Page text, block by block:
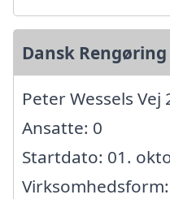
Dansk
Peter Wessels
Ansatte: 0
Startdato: 01.
Virksomhedsform: